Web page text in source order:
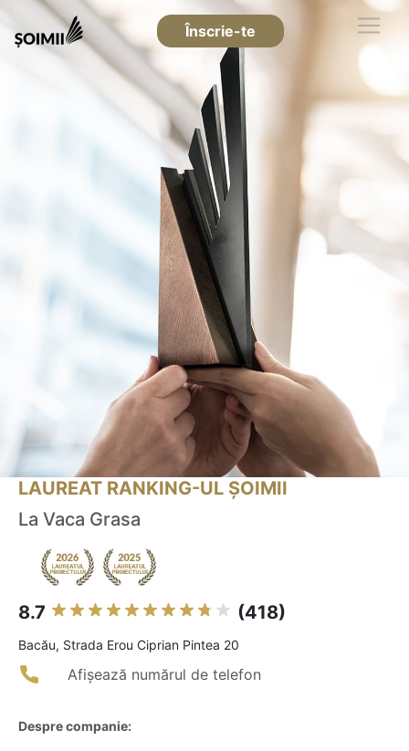
Înscrie-te
LAUREAT RANKING-UL ȘOIMII
La Vaca Grasa
8.7 (418)
Bacău, Strada Erou Ciprian Pintea 20
Afișează numărul de telefon
Despre companie: